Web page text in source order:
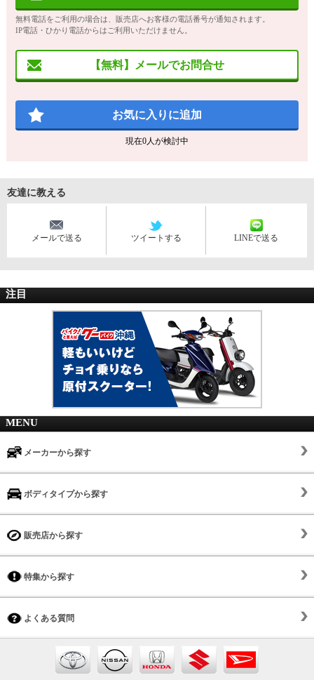
無料電話をご利用の場合は、販売店へお客様の電話番号が通知されます。
IP電話・ひかり電話からはご利用いただけません。
【無料】メールでお問合せ
お気に入りに追加
現在0人が検討中
友達に教える
メールで送る ツイートする LINEで送る
注目
MENU
メーカーから探す
ボディタイプから探す
販売店から探す
特集から探す
よくある質問